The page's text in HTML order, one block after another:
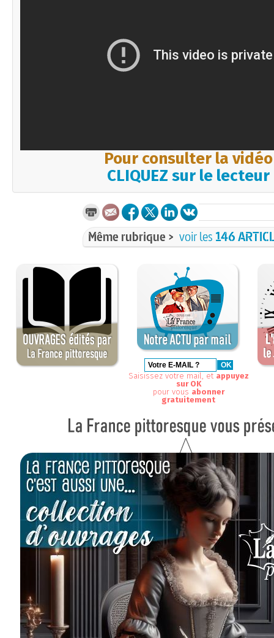
Pour consulter la vidéo
CLIQUEZ sur le lecteur
Même rubrique > voir les 146
Saisissez votre mail, et appuyez
sur OK
pour vous abonner
gratuitement